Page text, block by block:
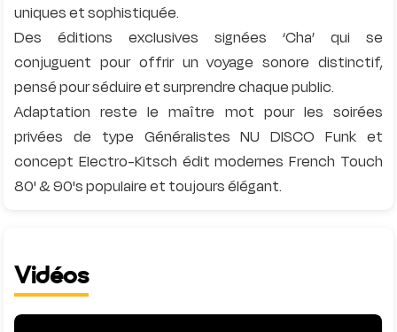
uniques et sophistiquée.
Des éditions exclusives signées ‘Cha’ qui se
conjuguent pour offrir un voyage sonore distinctif,
pensé pour séduire et surprendre chaque public.
Adaptation reste le maître mot pour les soirées
privées de type Généralistes NU DISCO Funk et
concept Electro-Kitsch édit modernes French Touch
Vidéos